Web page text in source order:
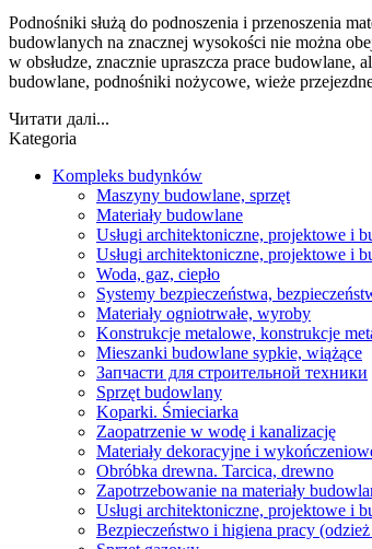
Podnośniki służą do podnoszenia i przenoszenia
budowlanych na znacznej wysokości nie można
w obsłudze, znacznie upraszcza prace
budowlane, podnośniki nożycowe, wieże
Читати далі...
Kategoria
Kompleks budynków
Maszyny budowlane, sprzęt
Materiały budowlane
Usługi architektoniczne, projektowe i
Usługi architektoniczne, projektowe i
Woda, gaz, ciepło
Systemy bezpieczeństwa,
Materiały ogniotrwałe, wyroby
Konstrukcje metalowe, konstrukcje
Mieszanki budowlane sypkie, wiążące
Запчасти для строительной техники
Sprzęt budowlany
Koparki. Śmieciarka
Zaopatrzenie w wodę i kanalizację
Materiały dekoracyjne i
Obróbka drewna. Tarcica, drewno
Zapotrzebowanie na materiały
Usługi architektoniczne, projektowe i
Bezpieczeństwo i higiena pracy